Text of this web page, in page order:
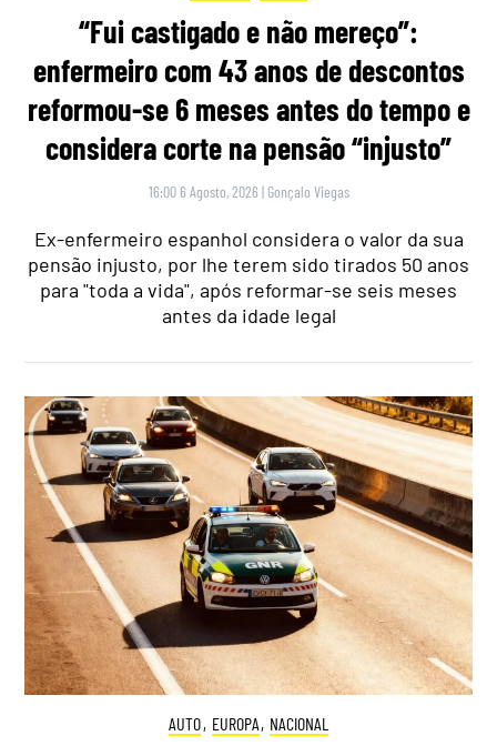
“Fui castigado e não mereço”:
enfermeiro com 43 anos de descontos
reformou-se 6 meses antes do tempo e
considera corte na pensão “injusto”
16:00 6 Agosto, 2026 | Gonçalo Viegas
Ex-enfermeiro espanhol considera o valor da sua
pensão injusto, por lhe terem sido tirados 50 anos
para "toda a vida", após reformar-se seis meses
antes da idade legal
AUTO, EUROPA, NACIONAL